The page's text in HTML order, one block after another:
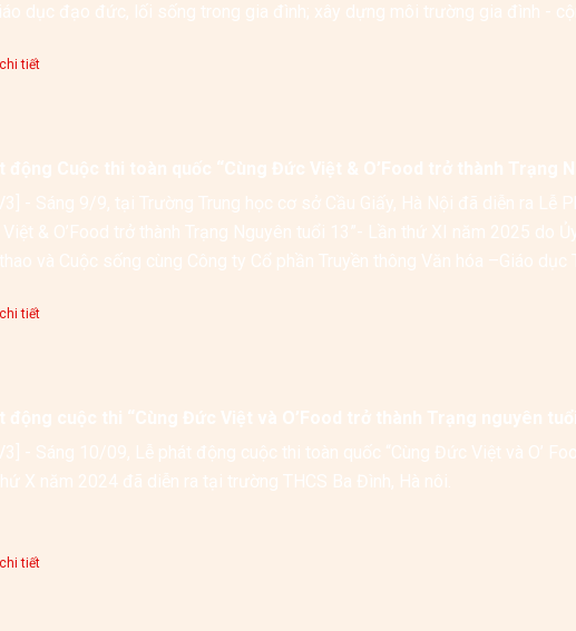
dục đạo đức, lối sống trong gia đình; xây dựng môi trường gia đình -
tiết
động Cuộc thi toàn quốc “Cùng Đức Việt & O’Food trở thành Trạng
- Sáng 9/9, tại Trường Trung học cơ sở Cầu Giấy, Hà Nội đã diễn ra Lễ
& O’Food trở thành Trạng Nguyên tuổi 13”- Lần thứ XI năm 2025 do
tiết
động cuộc thi “Cùng Đức Việt và O’Food trở thành Trạng nguyên
- Sáng 10/09, Lễ phát động cuộc thi toàn quốc “Cùng Đức Việt và O’
tiết